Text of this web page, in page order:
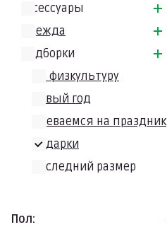
Аксессуары
Одежда
Подборки
На физкультуру
Новый год
Одеваемся на праздник
Подарки
Последний размер
Пол: